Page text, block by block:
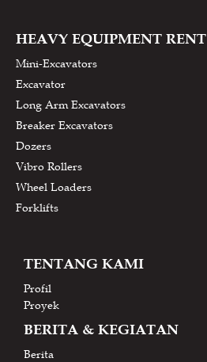
HEAVY EQUIPMENT RENT
Mini-Excavators
Excavator
Long Arm Excavators
Breaker Excavators
Dozers
Vibro Rollers
Wheel Loaders
Forklifts
TENTANG KAMI
Profil
Proyek
BERITA & KEGIATAN
Berita